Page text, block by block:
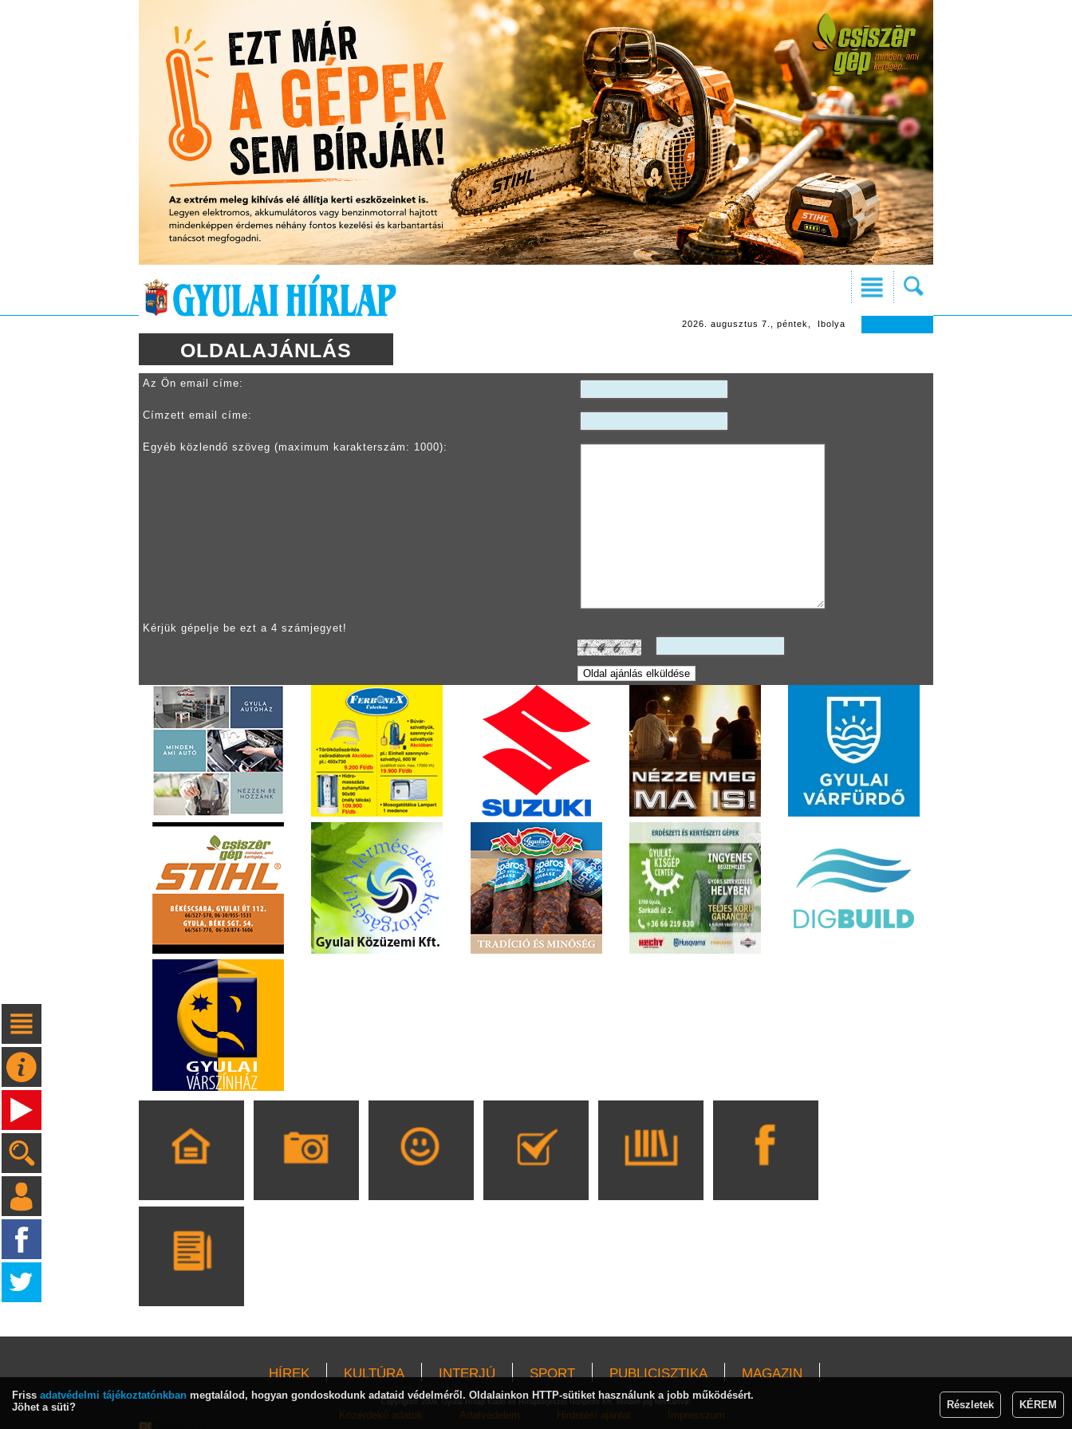
2026. augusztus 7., péntek, Ibolya
OLDALAJÁNLÁS
Az Ön email címe:
Címzett email címe:
Egyéb közlendő szöveg (maximum karakterszám: 1000):
Kérjük gépelje be ezt a 4 számjegyet!
HÍREK KULTÚRA INTERJÚ SPORT PUBLICISZTIKA MAGAZIN
Copyright© 2009, Gyulai Hírlap Kiadó és Hírlapterjesztő Nonprofit Kft. Minden jog fenntartva!
Közérdekű adatok Adatvédelem Hirdetési ajánlat Impresszum
Friss adatvédelmi tájékoztatónkban megtalálod, hogyan gondoskodunk adataid védelméről. Oldalainkon HTTP-sütiket használunk a jobb működésért.
Jöhet a süti?
Részletek KÉREM